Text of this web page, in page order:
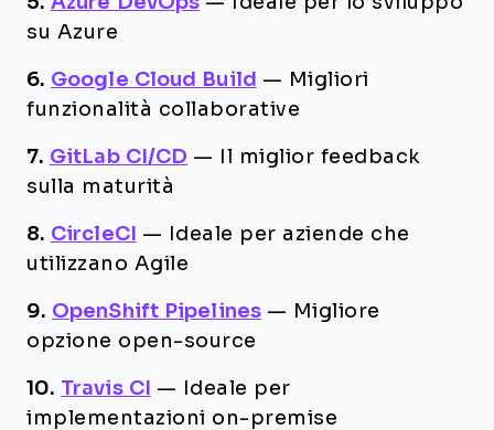
su Azure
6. Google Cloud Build — Migliori
funzionalità collaborative
7. GitLab CI/CD —
Il miglior feedback
sulla maturità
8. CircleCI —
Ideale per aziende che
utilizzano Agile
9. OpenShift Pipelines — Migliore
opzione open-source
10. Travis CI —
Ideale per
implementazioni on-premise